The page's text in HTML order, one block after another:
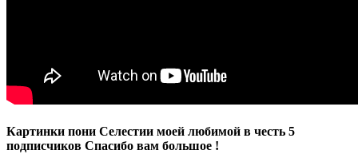
Картинки пони Селестии моей любимой в честь 5
подписчиков Спасибо вам большое !